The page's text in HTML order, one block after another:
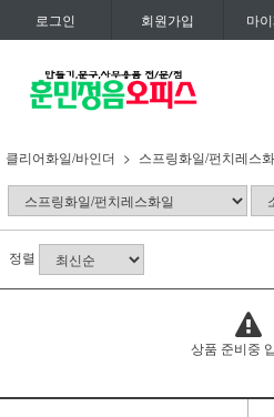
로그인 회원가입 마
클리어화일/바인더 스프링화일/펀치레스
정렬
상품 준비중